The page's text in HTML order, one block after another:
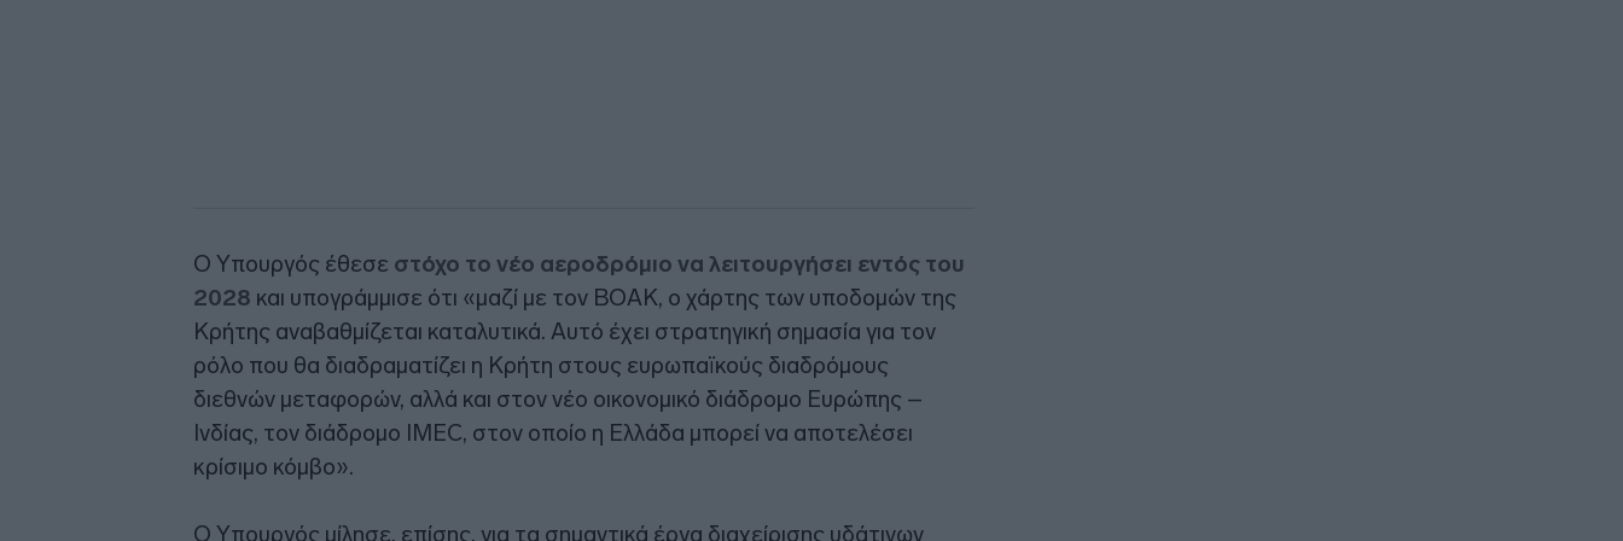
Ο Υπουργός έθεσε στόχο το νέο αεροδρόμιο να λειτουργήσει εντός του
2028 και υπογράμμισε ότι «μαζί με τον ΒΟΑΚ, ο χάρτης των υποδομών της
Κρήτης αναβαθμίζεται καταλυτικά. Αυτό έχει στρατηγική σημασία για τον
ρόλο που θα διαδραματίζει η Κρήτη στους ευρωπαϊκούς διαδρόμους
διεθνών μεταφορών, αλλά και στον νέο οικονομικό διάδρομο Ευρώπης –
Ινδίας, τον διάδρομο IMEC, στον οποίο η Ελλάδα μπορεί να αποτελέσει
κρίσιμο κόμβο».
Ο Υπουργός μίλησε, επίσης, για τα σημαντικά έργα διαχείρισης υδάτινων